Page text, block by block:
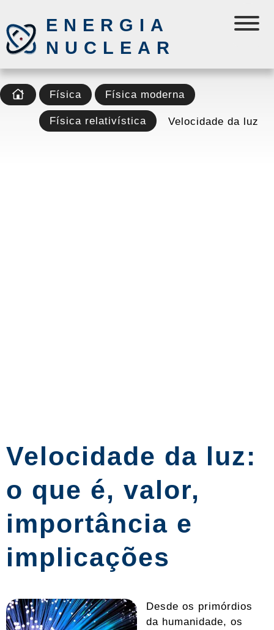
ENERGIA
NUCLEAR
Física Física moderna
Física relativística Velocidade da luz
Velocidade da luz:
o que é, valor,
importância e
implicações
Desde os primórdios
da humanidade, os